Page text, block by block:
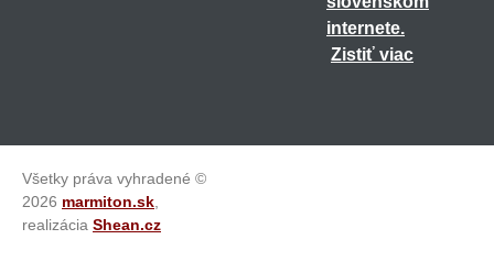
Zistiť viac
Všetky práva vyhradené ©
2026 marmiton.sk
realizácia Shean.cz